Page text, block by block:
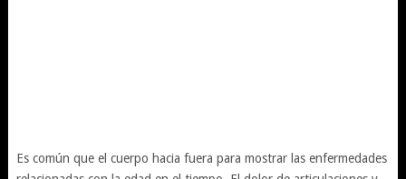
Es común que el cuerpo hacia fuera para mostrar las enfermedades